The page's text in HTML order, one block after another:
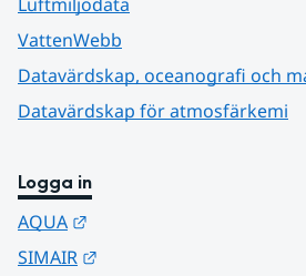
VattenWebb
Datavärdskap, oceanografi och
Datavärdskap för atmosfärkemi
Logga in
AQUA
SIMAIR